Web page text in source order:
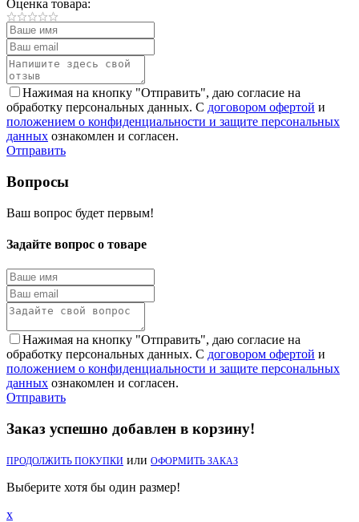
Оценка товара:
Нажимая на кнопку "Отправить", даю согласие на
обработку персональных данных. С договором офертой и
положением о конфиденциальности и защите персональных
данных ознакомлен и согласен.
Отправить
Вопросы
Ваш вопрос будет первым!
Задайте вопрос о товаре
Нажимая на кнопку "Отправить", даю согласие на
обработку персональных данных. С договором офертой и
положением о конфиденциальности и защите персональных
данных ознакомлен и согласен.
Отправить
Заказ успешно добавлен в корзину!
ПРОДОЛЖИТЬ ПОКУПКИ или ОФОРМИТЬ ЗАКАЗ
Выберите хотя бы один размер!
x